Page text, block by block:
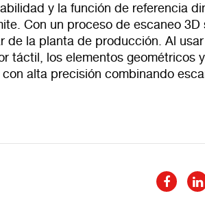
y la función de referencia
Con un proceso de escaneo 3D
de la planta de producción. Al
táctil, los elementos geométricos
alta precisión combinando